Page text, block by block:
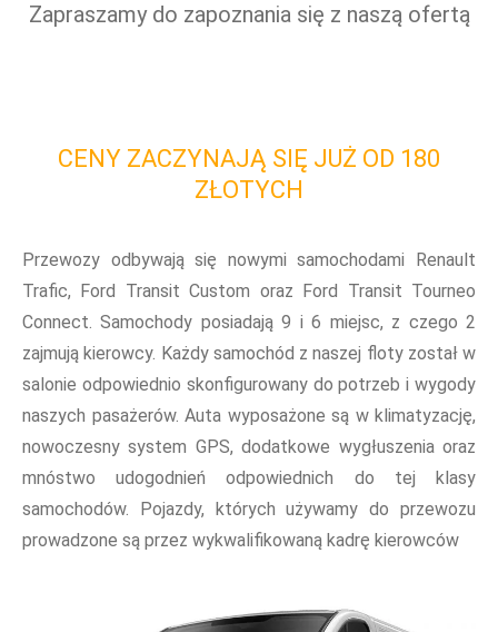
Zapraszamy do zapoznania się z naszą ofertą
CENY ZACZYNAJĄ SIĘ JUŻ OD 180
ZŁOTYCH
Przewozy odbywają się nowymi samochodami Renault
Trafic, Ford Transit Custom oraz Ford Transit Tourneo
Connect. Samochody posiadają 9 i 6 miejsc, z czego 2
zajmują kierowcy. Każdy samochód z naszej floty został w
salonie odpowiednio skonfigurowany do potrzeb i wygody
naszych pasażerów. Auta wyposażone są w klimatyzację,
nowoczesny system GPS, dodatkowe wygłuszenia oraz
mnóstwo udogodnień odpowiednich do tej klasy
samochodów. Pojazdy, których używamy do przewozu
prowadzone są przez wykwalifikowaną kadrę kierowców